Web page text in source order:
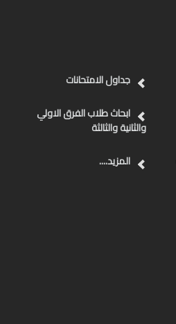
جداول الامتحانات
ابحاث طلاب الفرق الاولي
والثانية والثالثة
المزيد....